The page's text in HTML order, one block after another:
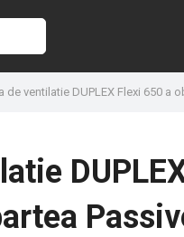
de ventilatie DUPLEX Flexi 650